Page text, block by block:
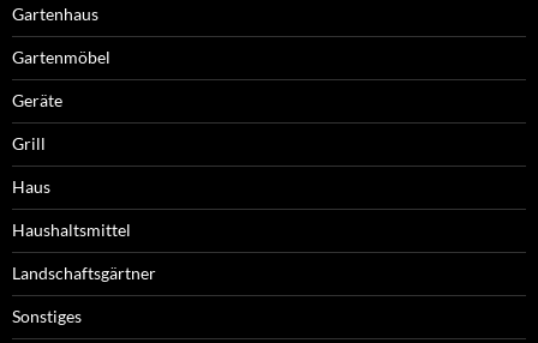
Gartenhaus
Gartenmöbel
Geräte
Grill
Haus
Haushaltsmittel
Landschaftsgärtner
Sonstiges